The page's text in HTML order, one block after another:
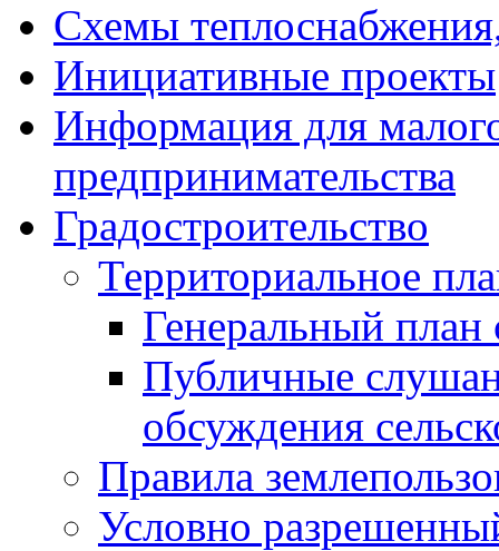
Схемы
Инициативные проекты
Информация для
предпринимательства
Градостроительство
Территориальное
Генеральный план
Публичные
обсуждения
Правила
Условно